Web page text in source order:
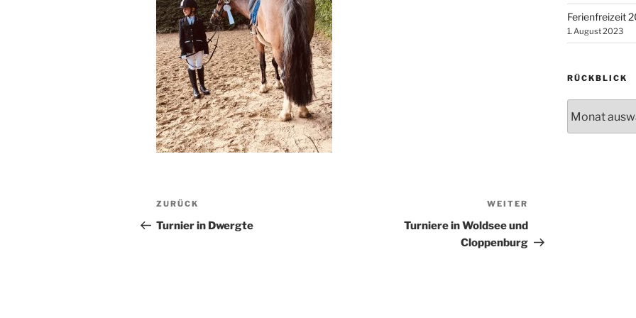
Beitragsnavigation
Vorheriger
Beitrag
ZURÜCK
Turnier in Dwergte
Beitrag
WEITER
Turniere in Woldsee und
Cloppenburg
Ferienfreizeit
1. August 2023
RÜCKBLICK